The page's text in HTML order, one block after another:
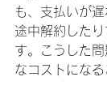
も、支払いが
途中解約した
す。こうした
なコストになる